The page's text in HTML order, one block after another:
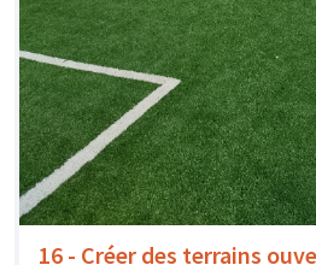
16 - Créer des terrains